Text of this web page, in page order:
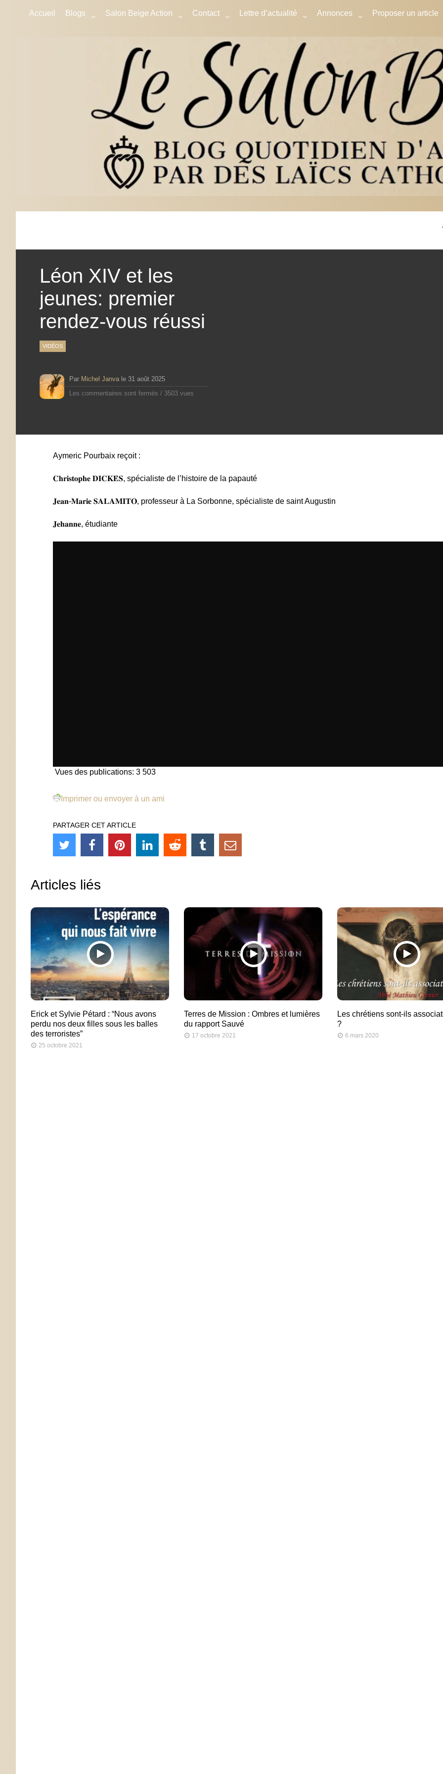
Accueil Blogs Salon Beige Action Contact Lettre d’actualité Annonces Proposer un article
Léon XIV et les
jeunes: premier
rendez-vous réussi
VIDÉOS
Par Michel Janva le 31 août 2025
Les commentaires sont fermés / 3503 vues
Aymeric Pourbaix reçoit :
𝐂𝐡𝐫𝐢𝐬𝐭𝐨𝐩𝐡𝐞 𝐃𝐈𝐂𝐊𝐄̀𝐒, spécialiste de l’histoire de la papauté
𝐉𝐞𝐚𝐧-𝐌𝐚𝐫𝐢𝐞 𝐒𝐀𝐋𝐀𝐌𝐈𝐓𝐎, professeur à La Sorbonne, spécialiste de saint Augustin
𝐉𝐞𝐡𝐚𝐧𝐧𝐞, étudiante
Vues des publications: 3 503
Imprimer ou envoyer à un ami
PARTAGER CET ARTICLE
Articles liés
Erick et Sylvie Pétard : “Nous avons
perdu nos deux filles sous les balles
des terroristes”
25 octobre 2021
Terres de Mission : Ombres et lumières
du rapport Sauvé
17 octobre 2021
Les chrétiens sont-ils
?
6 mars 2020